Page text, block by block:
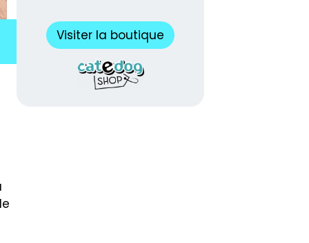
Visiter la boutique